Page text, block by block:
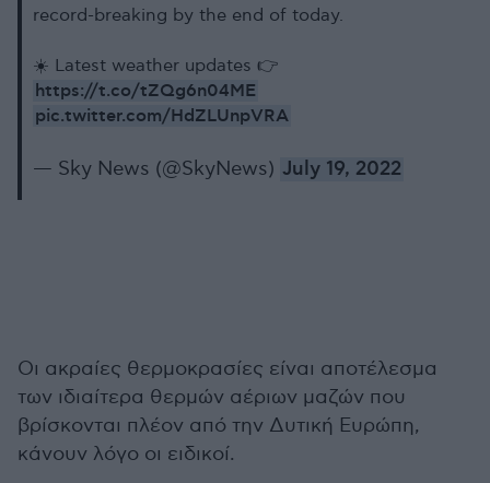
record-breaking by the end of today.
☀️ Latest weather updates 👉
https://t.co/tZQg6n04ME
pic.twitter.com/HdZLUnpVRA
— Sky News (@SkyNews) July 19, 2022
Οι ακραίες θερμοκρασίες είναι αποτέλεσμα
των ιδιαίτερα θερμών αέριων μαζών που
βρίσκονται πλέον από την Δυτική Ευρώπη,
κάνουν λόγο οι ειδικοί.